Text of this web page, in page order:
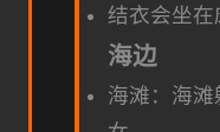
结衣会坐在
海边
海滩：海